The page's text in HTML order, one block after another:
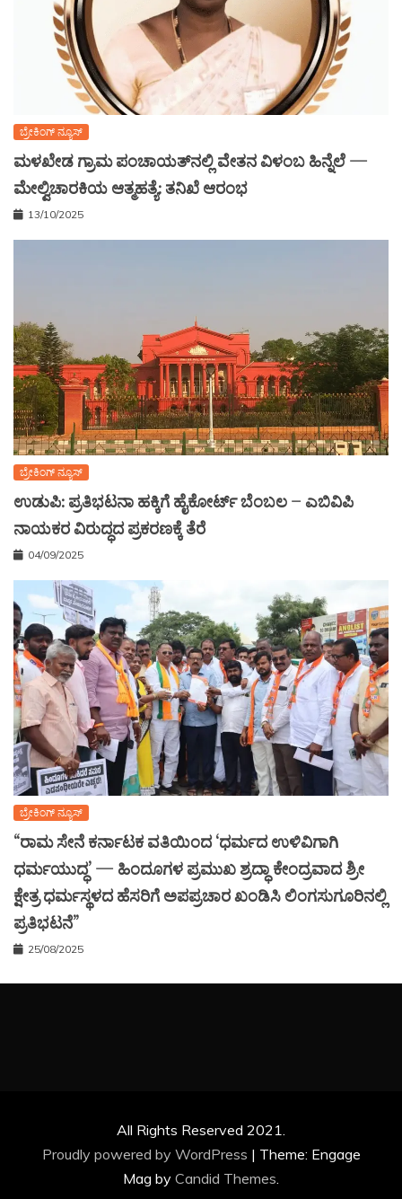
ಬ್ರೇಕಿಂಗ್ ನ್ಯೂಸ್
ಮಳಖೇಡ ಗ್ರಾಮ ಪಂಚಾಯತ್‌ನಲ್ಲಿ ವೇತನ ವಿಳಂಬ ಹಿನ್ನೆಲೆ —
ಮೇಲ್ವಿಚಾರಕಿಯ ಆತ್ಮಹತ್ಯೆ: ತನಿಖೆ ಆರಂಭ
13/10/2025
ಬ್ರೇಕಿಂಗ್ ನ್ಯೂಸ್
ಉಡುಪಿ: ಪ್ರತಿಭಟನಾ ಹಕ್ಕಿಗೆ ಹೈಕೋರ್ಟ್ ಬೆಂಬಲ – ಎಬಿವಿಪಿ
ನಾಯಕರ ವಿರುದ್ಧದ ಪ್ರಕರಣಕ್ಕೆ ತೆರೆ
04/09/2025
ಬ್ರೇಕಿಂಗ್ ನ್ಯೂಸ್
“ರಾಮ ಸೇನೆ ಕರ್ನಾಟಕ ವತಿಯಿಂದ ‘ಧರ್ಮದ ಉಳಿವಿಗಾಗಿ
ಧರ್ಮಯುದ್ಧ’ — ಹಿಂದೂಗಳ ಪ್ರಮುಖ ಶ್ರದ್ಧಾ ಕೇಂದ್ರವಾದ ಶ್ರೀ
ಕ್ಷೇತ್ರ ಧರ್ಮಸ್ಥಳದ ಹೆಸರಿಗೆ ಅಪಪ್ರಚಾರ ಖಂಡಿಸಿ ಲಿಂಗಸುಗೂರಿನಲ್ಲಿ
ಪ್ರತಿಭಟನೆ”
25/08/2025
All Rights Reserved 2021.
Proudly powered by WordPress | Theme: Engage
Mag by Candid Themes.